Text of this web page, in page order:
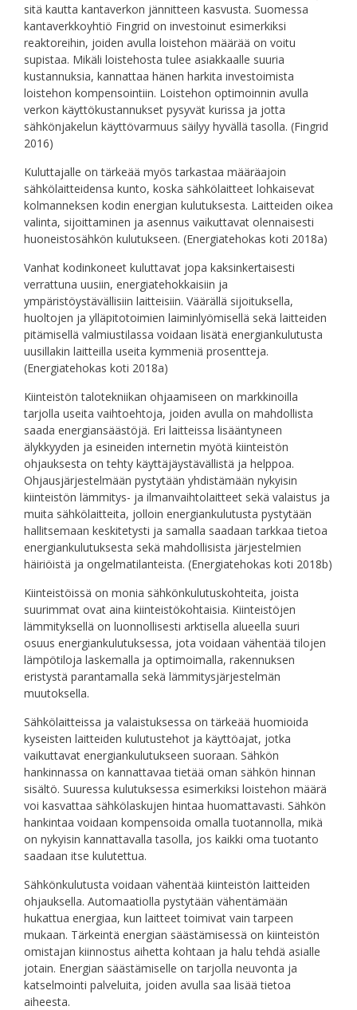
sitä kautta kantaverkon jännitteen kasvusta. Suomessa
kantaverkkoyhtiö Fingrid on investoinut esimerkiksi
reaktoreihin, joiden avulla loistehon määrää on voitu
supistaa. Mikäli loistehosta tulee asiakkaalle suuria
kustannuksia, kannattaa hänen harkita investoimista
loistehon kompensointiin. Loistehon optimoinnin avulla
verkon käyttökustannukset pysyvät kurissa ja jotta
sähkönjakelun käyttövarmuus säilyy hyvällä tasolla. (Fingrid
2016)
Kuluttajalle on tärkeää myös tarkastaa määräajoin
sähkölaitteidensa kunto, koska sähkölaitteet lohkaisevat
kolmanneksen kodin energian kulutuksesta. Laitteiden oikea
valinta, sijoittaminen ja asennus vaikuttavat olennaisesti
huoneistosähkön kulutukseen. (Energiatehokas koti 2018a)
Vanhat kodinkoneet kuluttavat jopa kaksinkertaisesti
verrattuna uusiin, energiatehokkaisiin ja
ympäristöystävällisiin laitteisiin. Väärällä sijoituksella,
huoltojen ja ylläpitotoimien laiminlyömisellä sekä laitteiden
pitämisellä valmiustilassa voidaan lisätä energiankulutusta
uusillakin laitteilla useita kymmeniä prosentteja.
(Energiatehokas koti 2018a)
Kiinteistön talotekniikan ohjaamiseen on markkinoilla
tarjolla useita vaihtoehtoja, joiden avulla on mahdollista
saada energiansäästöjä. Eri laitteissa lisääntyneen
älykkyyden ja esineiden internetin myötä kiinteistön
ohjauksesta on tehty käyttäjäystävällistä ja helppoa.
Ohjausjärjestelmään pystytään yhdistämään nykyisin
kiinteistön lämmitys- ja ilmanvaihtolaitteet sekä valaistus ja
muita sähkölaitteita, jolloin energiankulutusta pystytään
hallitsemaan keskitetysti ja samalla saadaan tarkkaa tietoa
energiankulutuksesta sekä mahdollisista järjestelmien
häiriöistä ja ongelmatilanteista. (Energiatehokas koti 2018b)
Kiinteistöissä on monia sähkönkulutuskohteita, joista
suurimmat ovat aina kiinteistökohtaisia. Kiinteistöjen
lämmityksellä on luonnollisesti arktisella alueella suuri
osuus energiankulutuksessa, jota voidaan vähentää tilojen
lämpötiloja laskemalla ja optimoimalla, rakennuksen
eristystä parantamalla sekä lämmitysjärjestelmän
muutoksella.
Sähkölaitteissa ja valaistuksessa on tärkeää huomioida
kyseisten laitteiden kulutustehot ja käyttöajat, jotka
vaikuttavat energiankulutukseen suoraan. Sähkön
hankinnassa on kannattavaa tietää oman sähkön hinnan
sisältö. Suuressa kulutuksessa esimerkiksi loistehon määrä
voi kasvattaa sähkölaskujen hintaa huomattavasti. Sähkön
hankintaa voidaan kompensoida omalla tuotannolla, mikä
on nykyisin kannattavalla tasolla, jos kaikki oma tuotanto
saadaan itse kulutettua.
Sähkönkulutusta voidaan vähentää kiinteistön laitteiden
ohjauksella. Automaatiolla pystytään vähentämään
hukattua energiaa, kun laitteet toimivat vain tarpeen
mukaan. Tärkeintä energian säästämisessä on kiinteistön
omistajan kiinnostus aihetta kohtaan ja halu tehdä asialle
jotain. Energian säästämiselle on tarjolla neuvonta ja
katselmointi palveluita, joiden avulla saa lisää tietoa
aiheesta.